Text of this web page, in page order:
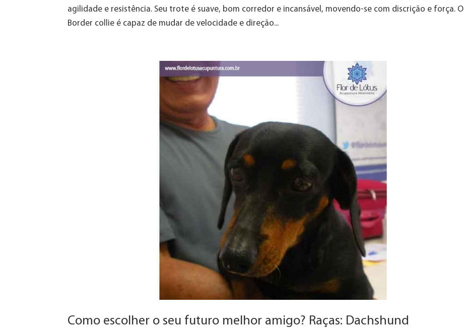
agilidade e resistência. Seu trote é suave, bom corredor e incansável, movendo-se com discrição e força. O
Border collie é capaz de mudar de velocidade e direção...
Como escolher o seu futuro melhor amigo? Raças: Dachshund